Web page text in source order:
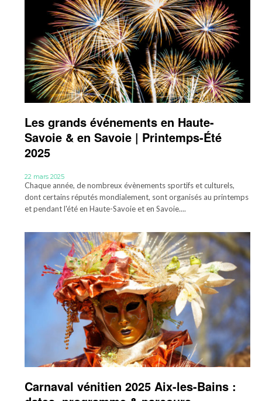
Les grands événements en Haute-
Savoie & en Savoie | Printemps-Été
2025
22 mars 2025
Chaque année, de nombreux évènements sportifs et culturels,
dont certains réputés mondialement, sont organisés au printemps
et pendant l'été en Haute-Savoie et en Savoie....
Carnaval vénitien 2025 Aix-les-Bains :